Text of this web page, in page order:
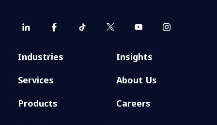
Industries
Services
Products
Insights
About Us
Careers